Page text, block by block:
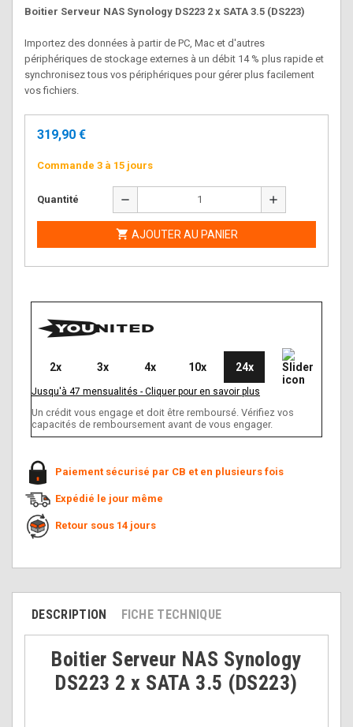
Boitier Serveur NAS Synology DS223 2 x SATA 3.5 (DS223)
Importez des données à partir de PC, Mac et d'autres
périphériques de stockage externes à un débit 14 % plus rapide et
synchronisez tous vos périphériques pour gérer plus facilement
vos fichiers.
319,90 €
Commande 3 à 15 jours
Quantité remove add
 AJOUTER AU PANIER
2x 3x 4x 10x 24x
Jusqu'à 47 mensualités - Cliquer pour en savoir plus
Un crédit vous engage et doit être remboursé. Vérifiez vos
capacités de remboursement avant de vous engager.
Paiement sécurisé par CB et en plusieurs fois
Expédié le jour même
Retour sous 14 jours
DESCRIPTION FICHE TECHNIQUE
Boitier Serveur NAS Synology
DS223 2 x SATA 3.5 (DS223)